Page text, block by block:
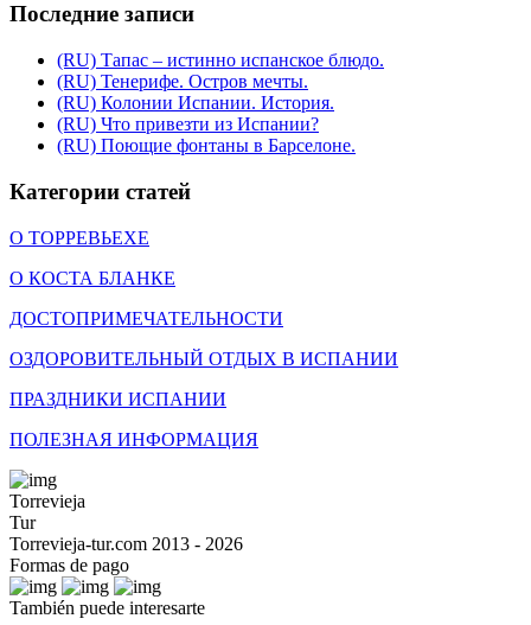
Последние записи
(RU) Тапас – истинно испанское блюдо.
(RU) Тенерифе. Остров мечты.
(RU) Колонии Испании. История.
(RU) Что привезти из Испании?
(RU) Поющие фонтаны в Барселоне.
Категории статей
О ТОРРЕВЬЕХЕ
О КОСТА БЛАНКЕ
ДОСТОПРИМЕЧАТЕЛЬНОСТИ
ОЗДОРОВИТЕЛЬНЫЙ ОТДЫХ В ИСПАНИИ
ПРАЗДНИКИ ИСПАНИИ
ПОЛЕЗНАЯ ИНФОРМАЦИЯ
Torrevieja
Tur
Torrevieja-tur.com 2013 - 2026
Formas de pago
También puede interesarte